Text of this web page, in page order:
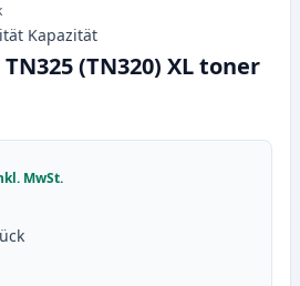
Kapazität
(TN320) XL toner
MwSt.